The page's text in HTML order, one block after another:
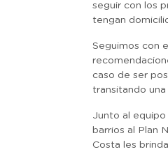
seguir con los
tengan
Seguimos con
caso de ser
transitando
Junto al
barrios al Plan
Costa les